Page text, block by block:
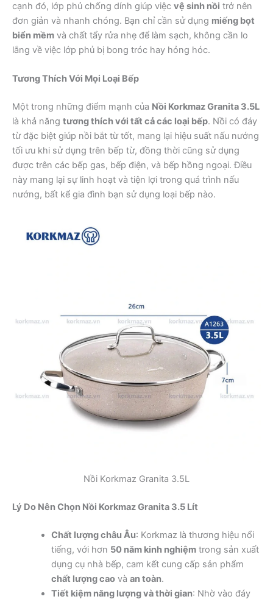
cạnh đó, lớp phủ chống dính giúp việc vệ sinh nồi trở nên
đơn giản và nhanh chóng. Bạn chỉ cần sử dụng miếng bọt
biển mềm và chất tẩy rửa nhẹ để làm sạch, không cần lo
lắng về việc lớp phủ bị bong tróc hay hỏng hóc.
Tương Thích Với Mọi Loại Bếp
Một trong những điểm mạnh của Nồi Korkmaz Granita 3.5L
là khả năng tương thích với tất cả các loại bếp. Nồi có đáy
từ đặc biệt giúp nồi bắt từ tốt, mang lại hiệu suất nấu nướng
tối ưu khi sử dụng trên bếp từ, đồng thời cũng sử dụng
được trên các bếp gas, bếp điện, và bếp hồng ngoại. Điều
này mang lại sự linh hoạt và tiện lợi trong quá trình nấu
nướng, bất kể gia đình bạn sử dụng loại bếp nào.
Nồi Korkmaz Granita 3.5L
Lý Do Nên Chọn Nồi Korkmaz Granita 3.5 Lít
Chất lượng châu Âu: Korkmaz là thương hiệu nổi
tiếng, với hơn 50 năm kinh nghiệmtrong sản xuất
dụng cụ nhà bếp, cam kết cung cấp sản phẩm
chất lượng caovà an toàn.
Tiết kiệm năng lượng và thời gian: Nhờ vào đáy